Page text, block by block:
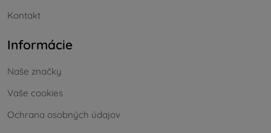
Kontakt
Informácie
Naše značky
Vaše cookies
Ochrana osobných údajov